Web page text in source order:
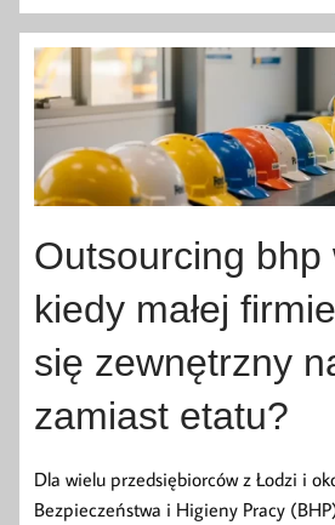
Outsourcing bhp
kiedy małej
się zewnętrzny
zamiast etatu?
Dla wielu przedsiębiorców z Łodzi i
Bezpieczeństwa i Higieny Pracy